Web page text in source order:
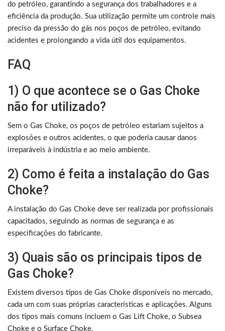
do petróleo, garantindo a segurança dos trabalhadores e a
eficiência da produção. Sua utilização permite um controle mais
preciso da pressão do gás nos poços de petróleo, evitando
acidentes e prolongando a vida útil dos equipamentos.
FAQ
1) O que acontece se o Gas Choke
não for utilizado?
Sem o Gas Choke, os poços de petróleo estariam sujeitos a
explosões e outros acidentes, o que poderia causar danos
irreparáveis à indústria e ao meio ambiente.
2) Como é feita a instalação do Gas
Choke?
A instalação do Gas Choke deve ser realizada por profissionais
capacitados, seguindo as normas de segurança e as
especificações do fabricante.
3) Quais são os principais tipos de
Gas Choke?
Existem diversos tipos de Gas Choke disponíveis no mercado,
cada um com suas próprias características e aplicações. Alguns
dos tipos mais comuns incluem o Gas Lift Choke, o Subsea
Choke e o Surface Choke.